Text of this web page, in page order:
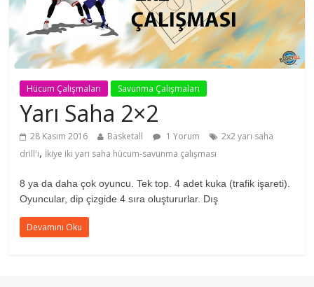
Hücum Çalışmaları Savunma Çalışmaları
Yarı Saha 2×2
28 Kasım 2016 Basketall 1 Yorum
2x2 yarı saha
drill'i, İkiye iki yarı saha hücum-savunma çalışması
8 ya da daha çok oyuncu. Tek top. 4 adet kuka (trafik işareti).
Oyuncular, dip çizgide 4 sıra oluştururlar. Dış
Devamını Oku